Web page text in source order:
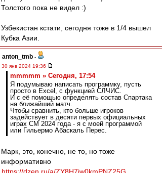
Толстого пока не видел :)
Узбекистан кстати, сегодня тоже в 1/4 вышел
Кубка Азии.
anton_tmb -
30 янв 2024 19:36
mmmmm » Сегодня, 17:54
Я подумываю написать программку, пусть
просто в Excel, с функцией СЛЧИС.
И с её помощью определять состав Спартака
на ближайший матч.
Чтобы сравнить, кто больше игроков
задействует в десяти первых официальных
играх СМ 2024 года - я с моей программой
или Гильермо Абаскаль Перес.
Марк, это, конечно, не то, но тоже
информативно